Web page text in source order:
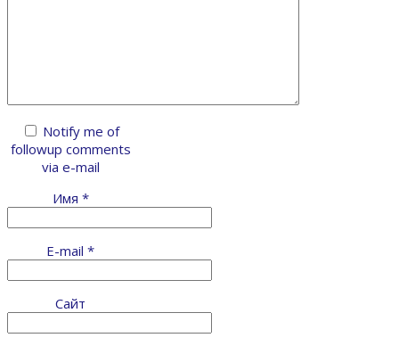
Notify me of
followup comments
via e-mail
Имя *
E-mail *
Сайт